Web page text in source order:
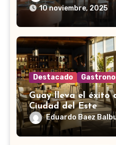
10 noviembre, 2025
Destacado
Guay lleva el éxito
Ciudad del Este
Eduardo Baez